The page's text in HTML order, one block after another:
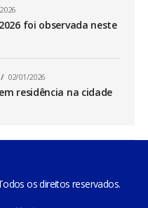
foi observada neste
02/01/2026
residência na cidade
os direitos reservados.